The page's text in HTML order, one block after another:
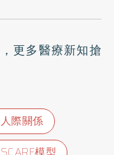
，更多醫療新知搶
人際關係